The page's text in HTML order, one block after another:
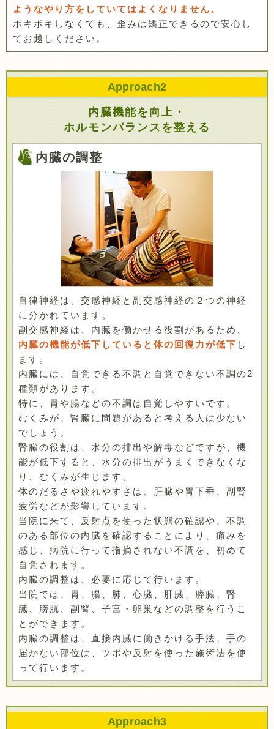
ようなやり方をしていてはよくなりません。
ボキボキしなくても、歪みは矯正できるので安心し
てお越しください。
Approach2
内臓機能を向上・
ホルモンバランスを整える
内臓の調整
自律神経は、交感神経と副交感神経の２つの神経
に分かれています。
副交感神経は、内臓を働かせる役割があるため、
内臓の機能が低下していると体の回復力が低下 し
ます。
内臓には、自覚できる不調と自覚できない不調の2
種類があります。
特に、胃や腸などの不調は自覚しやすいです。
むくみが、腎臓に問題があると考える人は少ない
でしょう。
腎臓の役割は、水分の排出や解毒などですが、機
能が低下すると、水分の排出がうまくできなくな
り、むくみが生じます。
体のだるさや疲れやすさは、肝臓や胃下垂、副腎
疲労などが影響しています。
当院に来て、反射点を使った状態の確認や、不調
のある部位の内臓を確認することにより、痛みを
感じ、病院に行って指摘されない不調を、初めて
自覚されます。
内臓の調整は、必要に応じて行います。
当院では、胃、腸、肺、心臓、肝臓、膵臓、腎
臓、膀胱、副腎、子宮・卵巣などの調整を行うこ
とができます。
内臓の調整は、直接内臓に働きかける手法、手の
届かない部位は、ツボや反射を使った施術法を使
って行います。
Approach3